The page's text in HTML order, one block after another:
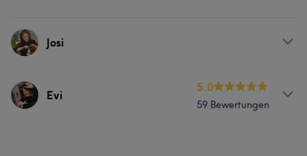
Josi
Services
Evi
5.0
59 Bewertungen